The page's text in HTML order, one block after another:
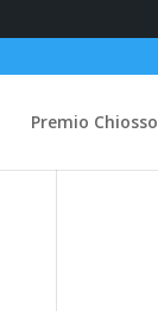
Premio Chiosso